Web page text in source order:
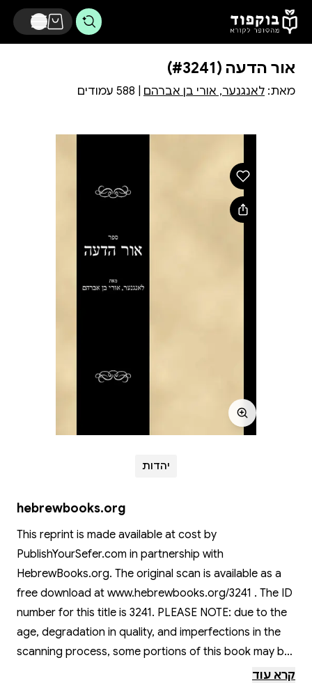
דלג לתוכן הראשי
אור הדעה (#3241)
מאת: לאנגנער, אורי בן אברהם
יהדות
hebrewbooks.org
This reprint is made available at cost by
PublishYourSefer.com in partnership with
HebrewBooks.org. The original scan is available as a
free download at www.hebrewbooks.org/3241 . The ID
number for this title is 3241. PLEASE NOTE: due to the
age, degradation in quality, and imperfections in the
scanning process, some portions of this book may be
obscured, damaged or incomplete. Please check the
קרא עוד